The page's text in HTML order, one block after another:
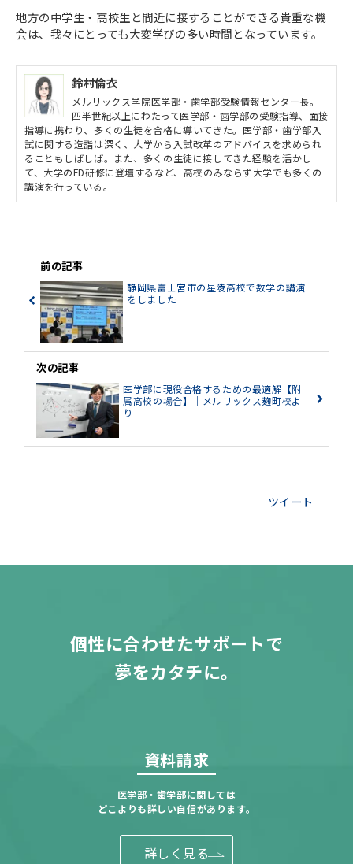
地方の中学生・高校生と間近に接することができる貴重な機
会は、我々にとっても大変学びの多い時間となっています。
鈴村倫衣
メルリックス学院医学部・歯学部受験情報センター長。
四半世紀以上にわたって医学部・歯学部の受験指導、面接
指導に携わり、多くの生徒を合格に導いてきた。医学部・歯学部入
試に関する造詣は深く、大学から入試改革のアドバイスを求められ
ることもしばしば。また、多くの生徒に接してきた経験を活かし
て、大学のFD研修に登壇するなど、高校のみならず大学でも多くの
講演を行っている。
前の記事
静岡県富士宮市の星陵高校で数学の講演
をしました
次の記事
医学部に現役合格するための最適解【附
属高校の場合】｜メルリックス麹町校よ
り
ツイート
個性に合わせたサポートで
夢をカタチに。
資料請求
医学部・歯学部に関しては
どこよりも詳しい自信があります。
詳しく見る